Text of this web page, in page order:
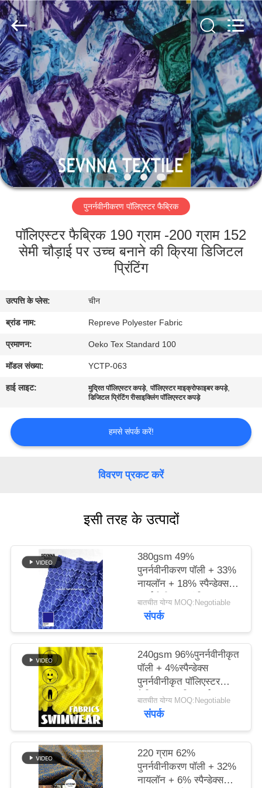
घर
उत्पादों
वीआर
दिखाएँ
हमारे
भ्रमण
गुणवत्ता
नियंत्रण
संपर्क
समाचार
PRIVACY
POLICY
2026
SEVNNA
TEXTILE.
All
Rights
Reserved.
पुनर्नवीनीकरण पॉलिएस्टर फैब्रिक
पॉलिएस्टर फैब्रिक 190 ग्राम -200 ग्राम 152
सेमी चौड़ाई पर उच्च बनाने की क्रिया डिजिटल
प्रिंटिंग
उत्पत्ति के प्लेस: चीन
ब्रांड नाम: Repreve Polyester Fabric
प्रमाणन: Oeko Tex Standard 100
मॉडल संख्या: YCTP-063
हाई लाइट: मुद्रित पॉलिएस्टर कपड़े,पॉलिएस्टर माइक्रोफाइबर कपड़े,
डिजिटल प्रिंटिंग रीसाइक्लिंग पॉलिएस्टर कपड़े
हमसे संपर्क करें!
विवरण प्रकट करें
इसी तरह के उत्पादों
380gsm 49%
पुनर्नवीनीकरण पॉली + 33%
नायलॉन + 18% स्पैन्डेक्स
पुनर्नवीनीकरण पॉलिएस्टर
फैब्रिक फॉर निट सर्कुलर
बातचीत योग्य MOQ:Negotiable
संपर्क
240gsm 96%पुनर्नवीनीकृत
पॉली + 4%स्पैन्डेक्स
पुनर्नवीनीकृत पॉलिएस्टर
फैब्रिक फॉर निट सर्कुलर
बातचीत योग्य MOQ:Negotiable
संपर्क
220 ग्राम 62%
पुनर्नवीनीकरण पॉली + 32%
नायलॉन + 6% स्पैन्डेक्स